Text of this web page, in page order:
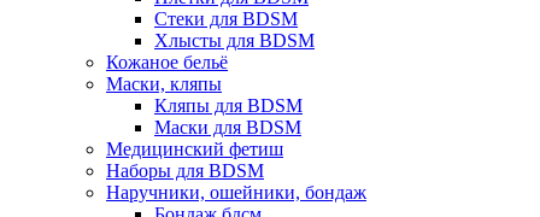
Стеки для BDSM
Хлысты для BDSM
Кожаное бельё
Маски, кляпы
Кляпы для BDSM
Маски для BDSM
Медицинский фетиш
Наборы для BDSM
Наручники, ошейники, бондаж